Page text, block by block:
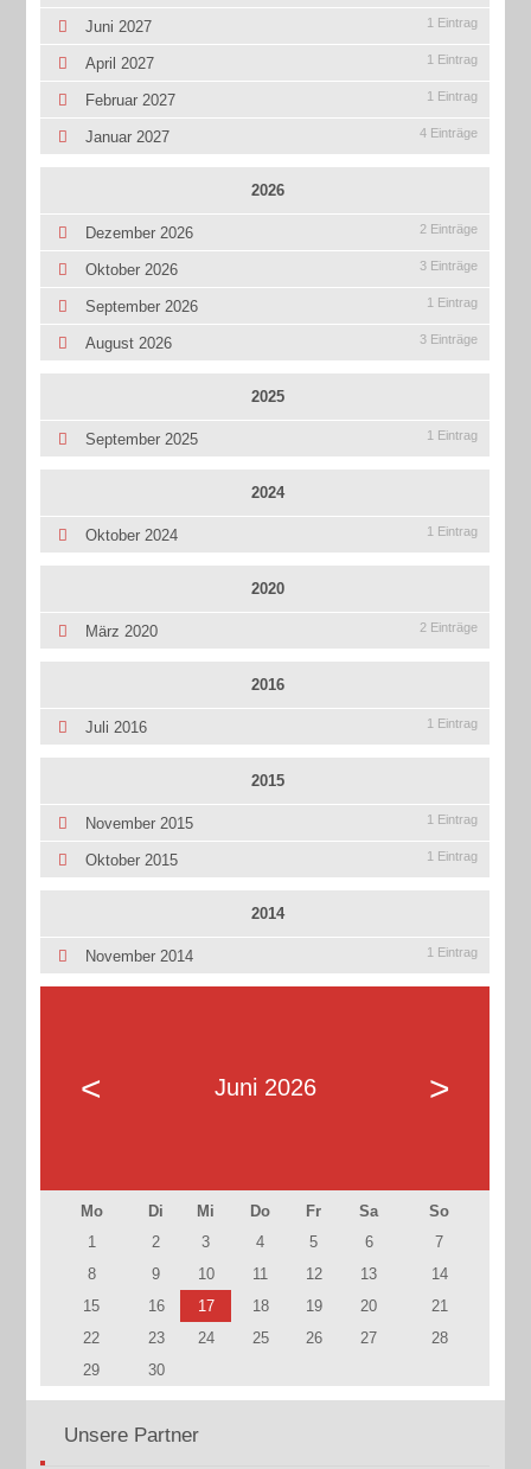
Juni 2027 1 Eintrag
April 2027 1 Eintrag
Februar 2027 1 Eintrag
Januar 2027 4 Einträge
2026
Dezember 2026 2 Einträge
Oktober 2026 3 Einträge
September 2026 1 Eintrag
August 2026 3 Einträge
2025
September 2025 1 Eintrag
2024
Oktober 2024 1 Eintrag
2020
März 2020 2 Einträge
2016
Juli 2016 1 Eintrag
2015
November 2015 1 Eintrag
Oktober 2015 1 Eintrag
2014
November 2014 1 Eintrag
< Juni 2026 >
Mo Di Mi Do Fr Sa
So
1
2 3 4 5 6
7
8
9 10 11 12 13
14
15
16 17 18 19 20
21
22
23 24 25 26 27
28
29
30
Unsere Partner